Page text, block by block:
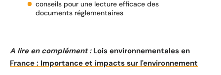
conseils pour une lecture efficace des
documents réglementaires
A lire en complément : Lois environnementales en
France : Importance et impacts sur l'environnement